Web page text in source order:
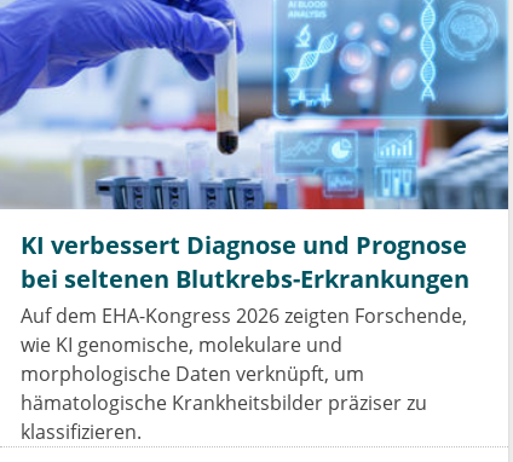
KI verbessert Diagnose und Prognose
bei seltenen Blutkrebs-Erkrankungen
Auf dem EHA-Kongress 2026 zeigten Forschende,
wie KI genomische, molekulare und
morphologische Daten verknüpft, um
hämatologische Krankheitsbilder präziser zu
klassifizieren.